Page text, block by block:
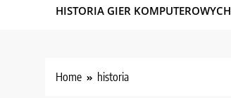
HISTORIA GIER KOMPUTEROWYCH
Home historia